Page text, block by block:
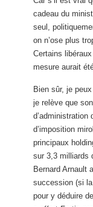
cadeau du
seul,
on n’ose plus
Certains
mesure aurait
Bien sûr, je
je relève que
d’administration
d’imposition
principaux
sur 3,3 milliards
Bernard Arnault
succession (si
pour y déduire